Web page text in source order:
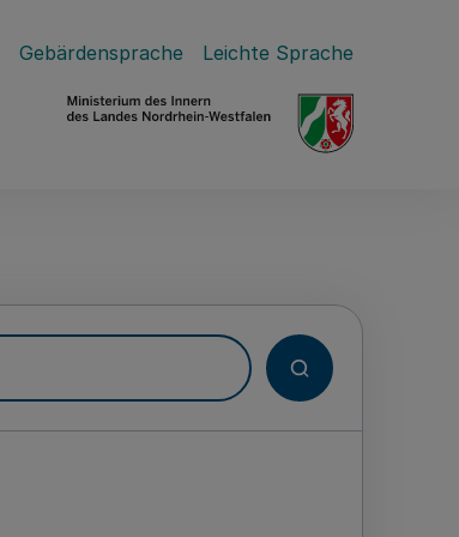
Gebärdensprache Leichte Sprache